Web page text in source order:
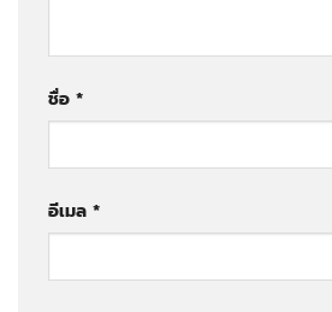
ชื่อ *
อีเมล *